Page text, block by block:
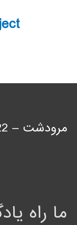
مرودشت – 22 بهمن شمالی
ما راه